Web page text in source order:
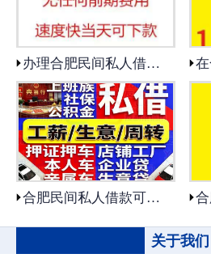
办理合肥民间私人借款，放款速度真的有那么快吗？需要多久？
合肥民间私人借款可以提前还款吗？会有违约金吗？
关于我们